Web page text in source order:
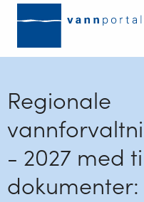
Tilbake
forsiden
Regionale
- 2027 med
dokumenter: